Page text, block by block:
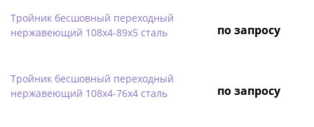
Тройник бесшовный переходный
нержавеющий 108х4-89х5 сталь
по запросу
Тройник бесшовный переходный
нержавеющий 108х4-76х4 сталь
по запросу